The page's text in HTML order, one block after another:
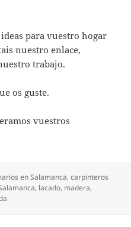
para vuestro hogar
nuestro enlace,
trabajo.
os guste.
vuestros
en Salamanca,carpinteros
, lacado, madera,